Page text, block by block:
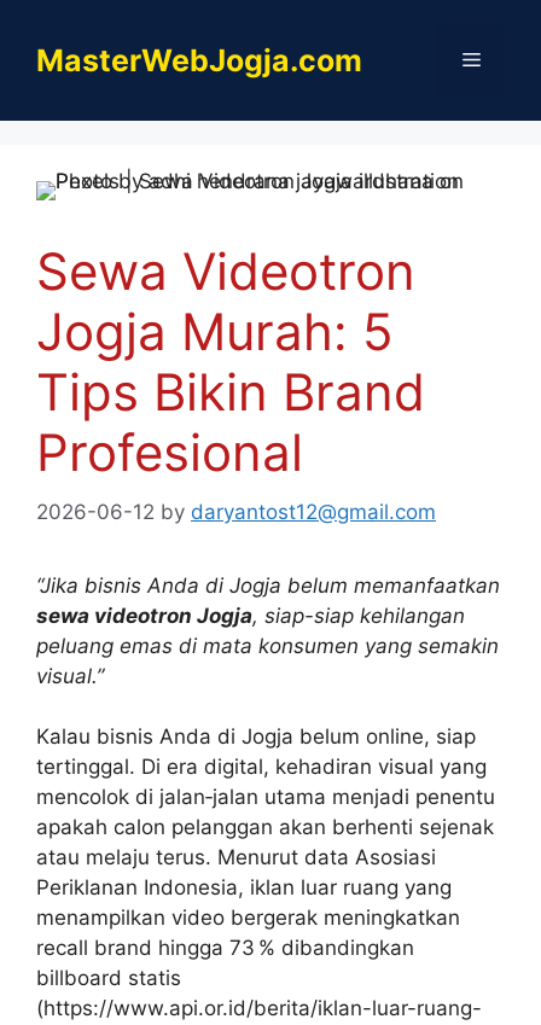
contentMasterWebJogja.com Menu
Sewa Videotron
Jogja Murah: 5
Tips Bikin Brand
Profesional
2026-06-12 by daryantost12@gmail.com
“Jika bisnis Anda di Jogja belum memanfaatkan
sewa videotron Jogja, siap-siap kehilangan
peluang emas di mata konsumen yang semakin
visual.”
Kalau bisnis Anda di Jogja belum online, siap
tertinggal. Di era digital, kehadiran visual yang
mencolok di jalan‑jalan utama menjadi penentu
apakah calon pelanggan akan berhenti sejenak
atau melaju terus. Menurut data Asosiasi
Periklanan Indonesia, iklan luar ruang yang
menampilkan video bergerak meningkatkan
recall brand hingga 73 % dibandingkan
billboard statis
(https://www.api.or.id/berita/iklan-luar-ruang-